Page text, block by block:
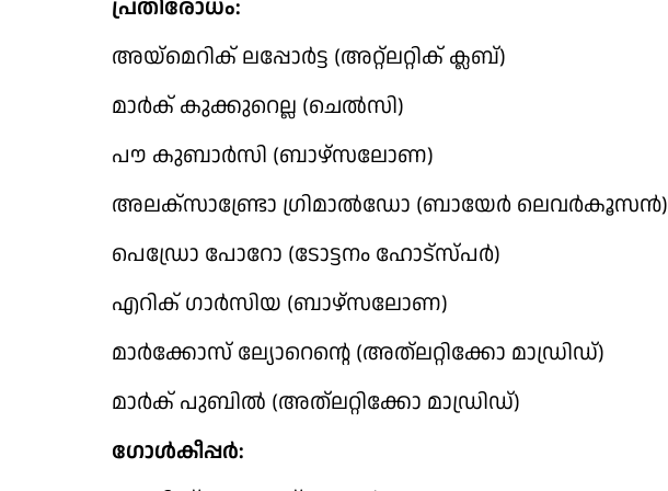
പ്രതിരോധം:
അയ്‌മെറിക് ലപ്പോര്‍ട്ട (അറ്റ്‌ലറ്റിക് ക്ലബ്)
മാര്‍ക് കുക്കുറെല്ല (ചെല്‍സി)
പൗ കുബാര്‍സി (ബാഴ്‌സലോണ)
അലക്‌സാണ്ട്രോ ഗ്രിമാല്‍ഡോ (ബായേര്‍ ലെവര്‍കൂസന്‍)
പെഡ്രോ പോറോ (ടോട്ടനം ഹോട്‌സ്പര്‍)
എറിക് ഗാര്‍സിയ (ബാഴ്‌സലോണ)
മാര്‍ക്കോസ് ല്യോറെന്റെ (അത്‌ലറ്റിക്കോ മാഡ്രിഡ്)
മാര്‍ക് പുബില്‍ (അത്‌ലറ്റിക്കോ മാഡ്രിഡ്)
ഗോള്‍കീപ്പര്‍: